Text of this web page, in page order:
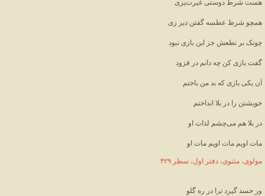
هست شرط دوستی غیرت‌پزی
همچو شرط عطسه گفتن دیر زی
چونک بر نطعش جز این بازی نبود
گفت بازی کن چه دانم در فزود
آن یکی بازی که بد من باختم
خویشتن را در بلا انداختم
در بلا هم می‌چشم لذات او
مات اویم مات اویم مات او
مولوی، مثنوی، دفتر اول، سطر ۴۲۹
ور حسد گیرد ترا در ره گلو